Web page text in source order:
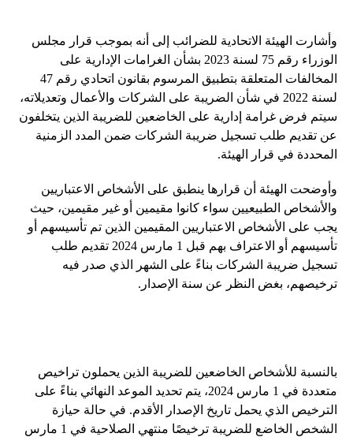
وأشارت الهيئة الاتحادية للضرائب إلى أنه بموجب قرار مجلس
الوزراء رقم 75 لسنة 2023 بشأن الغرامات الإدارية على
المخالفات المتعلقة بتطبيق المرسوم بقانون اتحادي رقم 47
لسنة 2022 في شأن الضريبة على الشركات والأعمال وتعديلاته،
سيتم فرض غرامة إدارية على الخاضعين للضريبة الذين يتخلفون
عن تقديم طلب تسجيل ضريبة الشركات ضمن المدد الزمنية
المحددة في قرار الهيئة.
وأوضحت الهيئة أن قرارها ينطبق على الأشخاص الاعتباريين
والأشخاص الطبيعيين سواء كانوا مقيمين أو غير مقيمين، حيث
يجب على الأشخاص الاعتباريين المقيمين الذين تم تأسيسهم أو
تأسيسهم أو الاعتراف بهم قبل 1 مارس 2024 تقديم طلب
تسجيل ضريبة الشركات بناءً على الشهر الذي صدر فيه
ترخيصهم، بغض النظر عن سنة الإصدار.
بالنسبة للأشخاص الخاضعين للضريبة الذين يحملون تراخيص
متعددة في 1 مارس 2024، يتم تحديد الموعد النهائي بناءً على
الترخيص الذي يحمل تاريخ الإصدار الأقدم. في حالة حيازة
الشخص الخاضع للضريبة ترخيصًا منتهي الصلاحية في 1 مارس